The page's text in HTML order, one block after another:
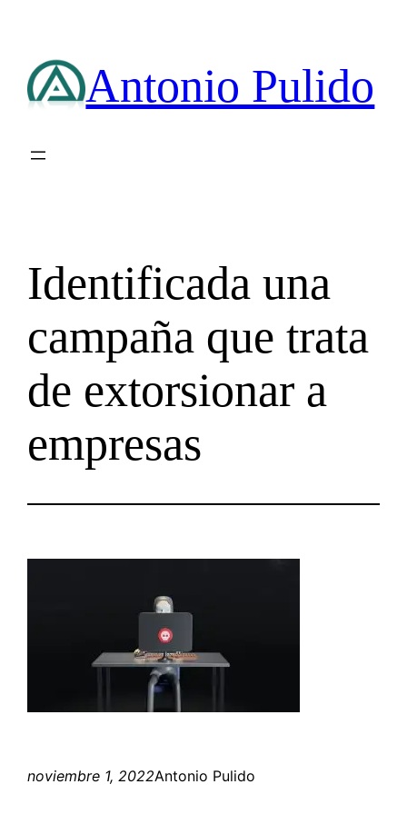
contenido Antonio Pulido
Identificada una
campaña que trata
de extorsionar a
empresas
noviembre 1, 2022Antonio Pulido